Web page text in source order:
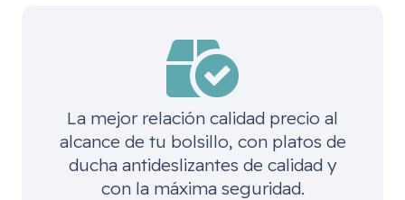
La mejor relación calidad precio al
alcance de tu bolsillo, con platos de
ducha antideslizantes de calidad y
con la máxima seguridad.